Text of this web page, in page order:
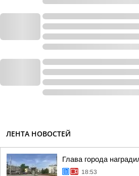
ЛЕНТА НОВОСТЕЙ
Глава города
18:53